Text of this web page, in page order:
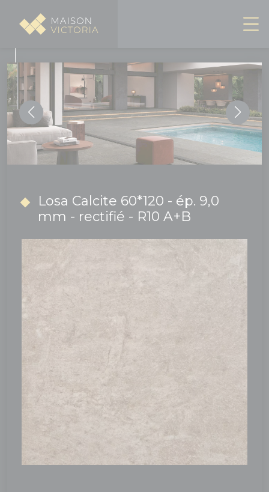
Losa Calcite 60*120 - ép. 9,0
mm - rectifié - R10 A+B